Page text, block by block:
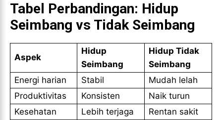
Tabel Perbandingan: Hidup
Seimbang vs Tidak Seimbang
Aspek
Hidup
Seimbang
Hidup Tidak
Seimbang
Energi harian
Stabil
Mudah lelah
Produktivitas
Konsisten
Naik turun
Kesehatan
Lebih terjaga
Rentan sakit